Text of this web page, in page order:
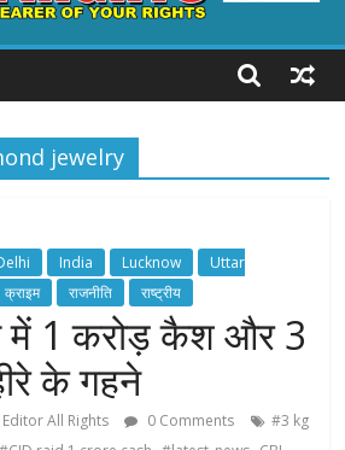
jewelry
India Lucknow
Uttar
क्राइम राजनीति राष्ट्रीय
में 1 करोड़ कैश और 3
के गहने
Editor All Rights 0 Comments
#3 kg